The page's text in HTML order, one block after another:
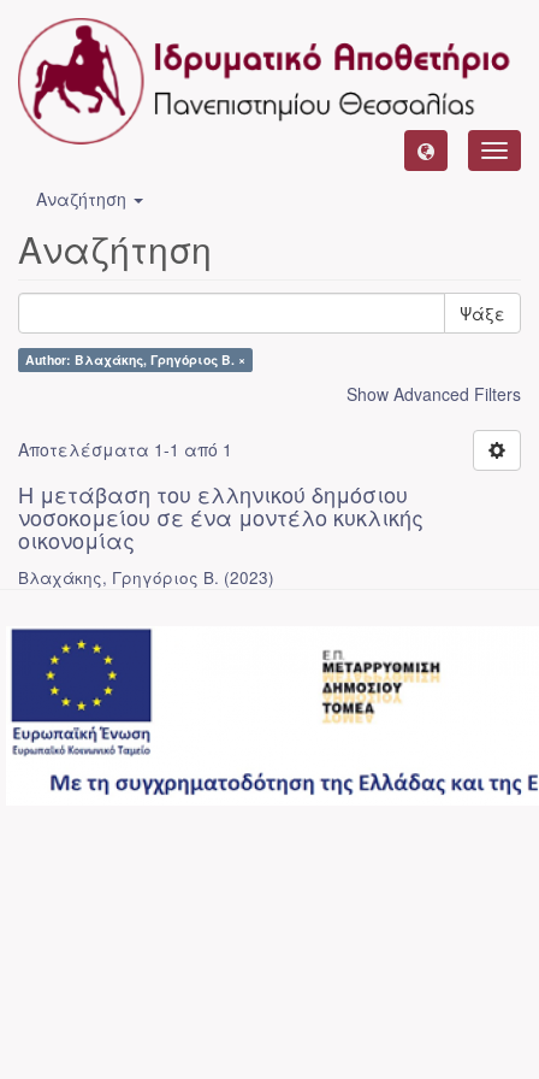
Αναζήτηση
Αναζήτηση
Ψάξε
Author: Βλαχάκης, Γρηγόριος Β. ×
Show Advanced Filters
Αποτελέσματα 1-1 από 1
Η μετάβαση του ελληνικού δημόσιου
νοσοκομείου σε ένα μοντέλο κυκλικής
οικονομίας
Βλαχάκης, Γρηγόριος Β. (2023)